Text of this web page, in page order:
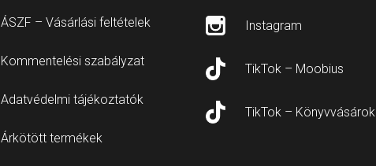
ÁSZF – Vásárlási feltételek
Kommentelési szabályzat
Adatvédelmi tájékoztatók
Árkötött termékek
Instagram
TikTok – Moobius
TikTok – Könyvvásárok